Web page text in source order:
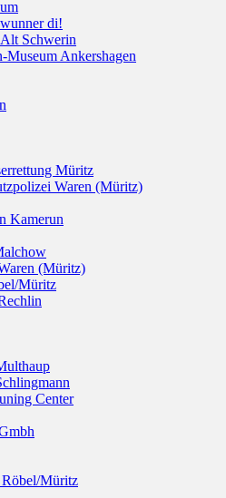
di!
Schwerin
Museum Ankershagen
Müritz
Waren (Müritz)
Kamerun
(Müritz)
Müritz
Center
Müritz